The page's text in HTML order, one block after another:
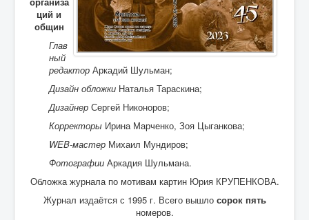
Воспоминания
Дети войны вспоминают
Имя
Ищу родных
Литературная гостиная
Ликбез Мишпохи
Чтобы это никогда не повторилось!
Память
Почта Мишпохи
ций и
общин
Глав
ный
редактор Аркадий Шульман;
Дизайн обложки Наталья Тараскина;
Дизайнер Сергей Никоноров;
Корректоры Ирина Марченко, Зоя Цыганкова;
WEB-мастер Михаил Мундиров;
Фотографии Аркадия Шульмана.
Обложка журнала по мотивам картин Юрия КРУПЕНКОВА.
Журнал издаётся с 1995 г. Всего вышло сорок пять
номеров.